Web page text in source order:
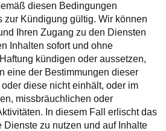
diesen Bedingungen
zur Kündigung gültig. Wir können
Ihren Zugang zu den Diensten
Inhalten sofort und ohne
kündigen oder aussetzen,
eine der Bestimmungen dieser
diese nicht einhält, oder im
missbräuchlichen oder
In diesem Fall erlischt das
Dienste zu nutzen und auf Inhalte